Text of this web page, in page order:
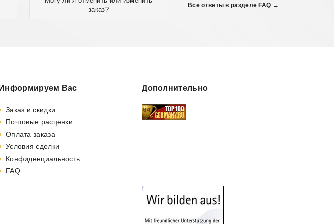
заказ?
Все ответы в разделе FAQ →
Информируем Вас
Заказ и скидки
Почтовые расценки
Оплата заказа
Условия сделки
Конфиденциальность
FAQ
Дополнительно